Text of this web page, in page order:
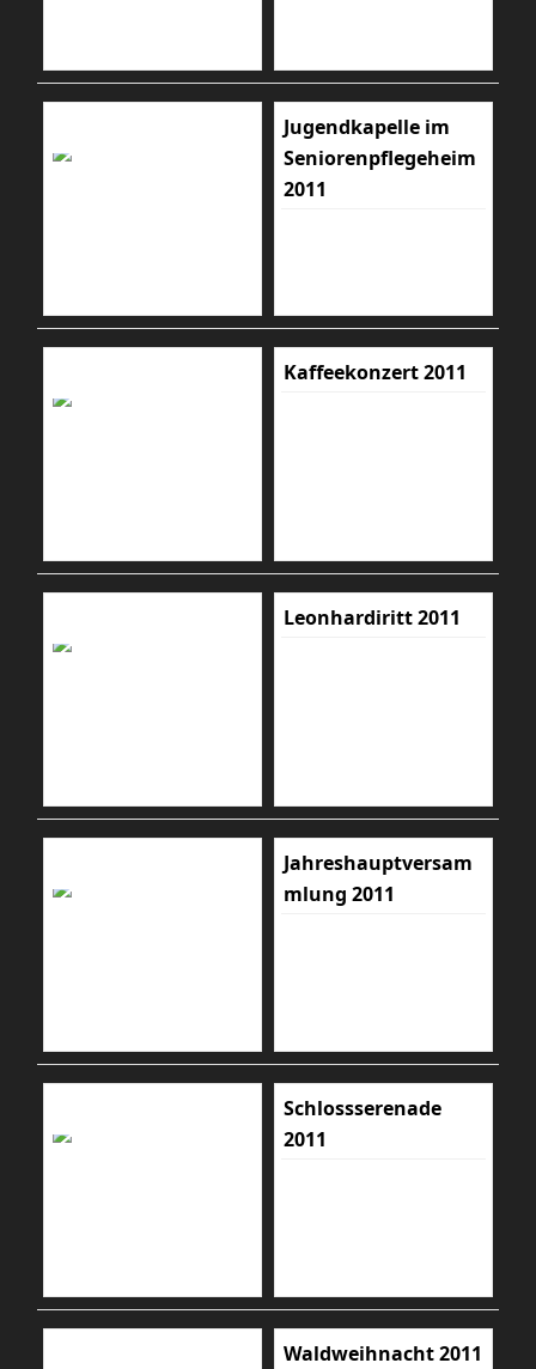
Jugendkapelle im
Seniorenpflegeheim
2011
Kaffeekonzert 2011
Leonhardiritt 2011
Jahreshauptversam
mlung 2011
Schlossserenade
2011
Waldweihnacht 2011